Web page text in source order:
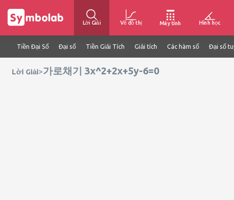
Lời Giải Vẽ đồ thị Máy tính Hình học
Tiền Đại Số Đại số Tiền Giải Tích Giải tích Các hàm số Đại số
Lời Giải>가로채기 3x^2+2x+5y-6=0